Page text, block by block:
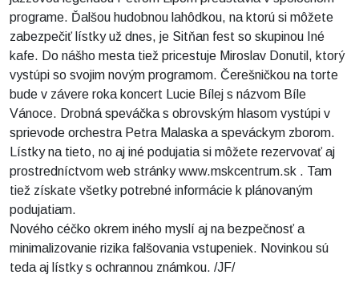
programe. Ďalšou hudobnou lahôdkou, na ktorú si môžete
zabezpečiť lístky už dnes, je Sitňan fest so skupinou Iné
kafe. Do nášho mesta tiež pricestuje Miroslav Donutil, ktorý
vystúpi so svojim novým programom. Čerešničkou na torte
bude v závere roka koncert Lucie Bílej s názvom Bíle
Vánoce. Drobná speváčka s obrovským hlasom vystúpi v
sprievode orchestra Petra Malaska a speváckym zborom.
Lístky na tieto, no aj iné podujatia si môžete rezervovať aj
prostredníctvom web stránky www.mskcentrum.sk . Tam
tiež získate všetky potrebné informácie k plánovaným
podujatiam.
Nového céčko okrem iného myslí aj na bezpečnosť a
minimalizovanie rizika falšovania vstupeniek. Novinkou sú
teda aj lístky s ochrannou známkou. /JF/